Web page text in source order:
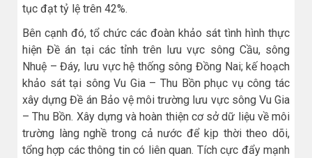
tục đạt tỷ lệ trên 42%.
Bên cạnh đó, tổ chức các đoàn khảo sát tình hình thực
hiện Đề án tại các tỉnh trên lưu vực sông Cầu, sông
Nhuệ – Đáy, lưu vực hệ thống sông Đồng Nai; kế hoạch
khảo sát tại sông Vu Gia – Thu Bồn phục vụ công tác
xây dựng Đề án Bảo vệ môi trường lưu vực sông Vu Gia
– Thu Bồn. Xây dựng và hoàn thiện cơ sở dữ liệu về môi
trường làng nghề trong cả nước để kịp thời theo dõi,
tổng hợp các thông tin có liên quan. Tích cực đẩy mạnh